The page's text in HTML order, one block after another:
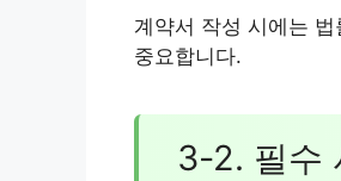
계약서 작성 시에는
중요합니다.
3-2. 필수